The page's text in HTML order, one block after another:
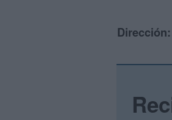
Dirección: